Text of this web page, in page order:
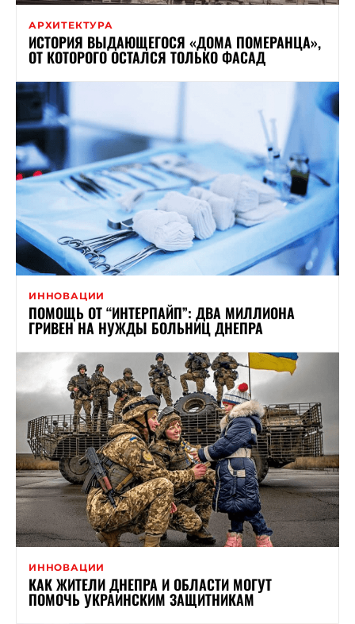
АРХИТЕКТУРА
ИСТОРИЯ ВЫДАЮЩЕГОСЯ «ДОМА ПОМЕРАНЦА»,
ОТ КОТОРОГО ОСТАЛСЯ ТОЛЬКО ФАСАД
ИННОВАЦИИ
ПОМОЩЬ ОТ “ИНТЕРПАЙП”: ДВА МИЛЛИОНА
ГРИВЕН НА НУЖДЫ БОЛЬНИЦ ДНЕПРА
ИННОВАЦИИ
КАК ЖИТЕЛИ ДНЕПРА И ОБЛАСТИ МОГУТ
ПОМОЧЬ УКРАИНСКИМ ЗАЩИТНИКАМ